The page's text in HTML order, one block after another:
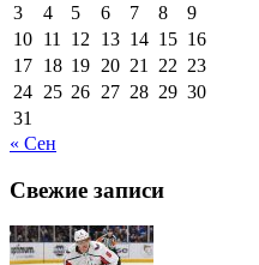
3
4 5 6 7 8
9
10 11 12 13 14 15 16
17 18 19 20 21 22 23
24 25 26 27 28 29 30
31
« Сен
Свежие записи